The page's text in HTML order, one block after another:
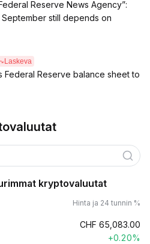
Reserve News Agency”:
still depends on
Laskeva
Federal Reserve balance sheet to
kryptovaluutat
Hinta ja 24 tunnin %
CHF 65,083.00
+0.20%